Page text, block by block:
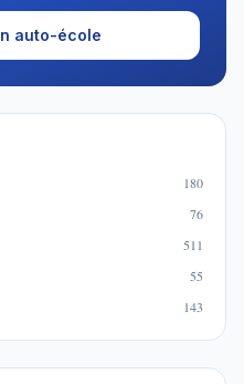
auto-école
180
76
511
55
143